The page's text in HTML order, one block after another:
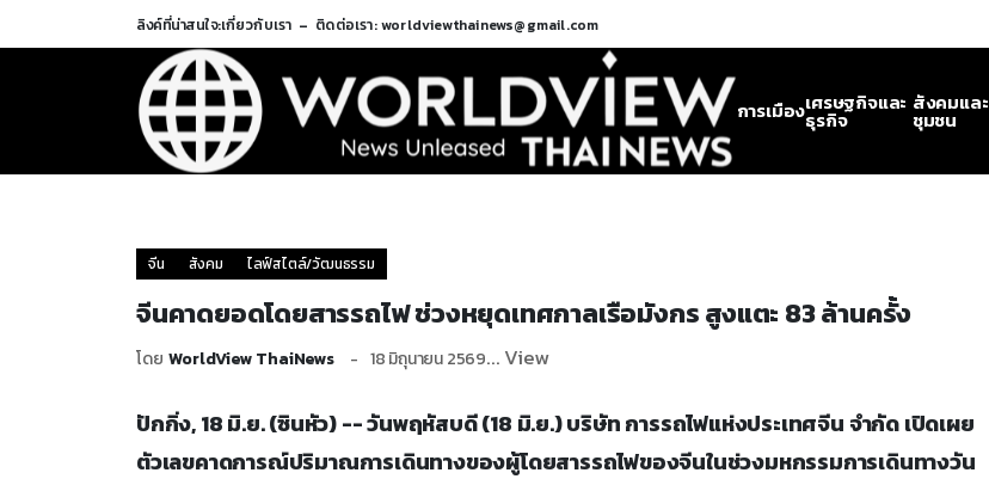
ลิงค์ที่น่าสนใจ:เกี่ยวกับเรา ติดต่อเรา: worldviewthainews@gmail.com
การเมืองเศรษฐกิจและ
ธุรกิจ
สังคมและ
ชุมชน
จีน สังคม ไลฟ์สไตล์/วัฒนธรรม
จีนคาดยอดโดยสารรถไฟ ช่วงหยุดเทศกาลเรือมังกร สูงแตะ 83 ล้านครั้ง
โดย WorldView ThaiNews 18 มิถุนายน 2569... View
ปักกิ่ง, 18 มิ.ย. (ซินหัว) -- วันพฤหัสบดี (18 มิ.ย.) บริษัท การรถไฟแห่งประเทศจีน จำกัด เปิดเผย
ตัวเลขคาดการณ์ปริมาณการเดินทางของผู้โดยสารรถไฟของจีนในช่วงมหกรรมการเดินทางวัน